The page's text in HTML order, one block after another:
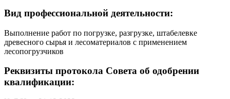
Вид профессиональной деятельности:
Выполнение работ по погрузке, разгрузке, штабелевке
древесного сырья и лесоматериалов с применением
лесопогрузчиков
Реквизиты протокола Совета об одобрении
квалификации: